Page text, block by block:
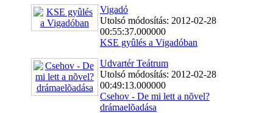
Vigadó
Utolsó módosítás: 2012-02-28
00:55:37.000000
KSE gyûlés a Vigadóban
Udvartér Teátrum
Utolsó módosítás: 2012-02-28
00:49:13.000000
Csehov - De mi lett a nõvel?
drámaelõadása